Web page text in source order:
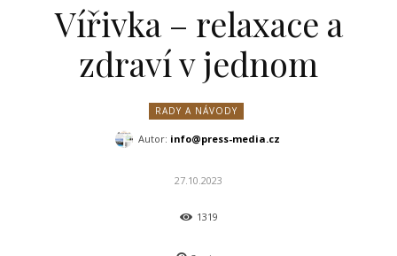
Vířivka – relaxace a
zdraví v jednom
RADY A NÁVODY
Autor: info@press-media.cz
27.10.2023
1319